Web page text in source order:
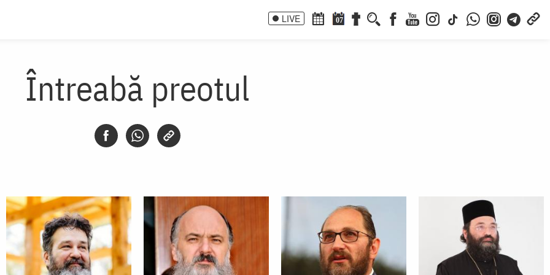
LIVE 07
Întreabă preotul